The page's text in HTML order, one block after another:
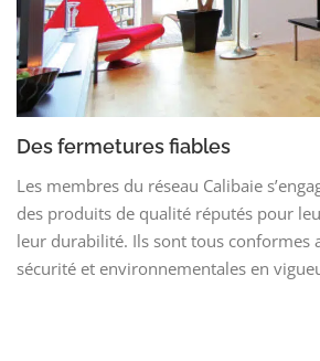
Des fermetures fiables
Les membres du réseau Calibaie
des produits de qualité réputés pour
leur durabilité. Ils sont tous conformes
sécurité et environnementales en